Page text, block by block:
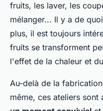
fruits, les laver, les
mélanger... Il y a de
plus, il est toujours
fruits se transforment
l'effet de la chaleur et
Au-delà de la
même, ces ateliers sont